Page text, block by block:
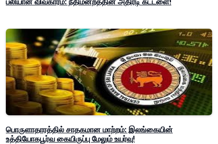
பொருளாதாரத்தில் சாதகமான மாற்றம்: இலங்கையின்
உத்தியோகபூர்வ கையிருப்பு மேலும் உயர்வு!